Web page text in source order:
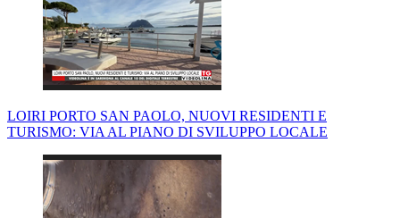
LOIRI PORTO SAN PAOLO, NUOVI RESIDENTI E
TURISMO: VIA AL PIANO DI SVILUPPO LOCALE